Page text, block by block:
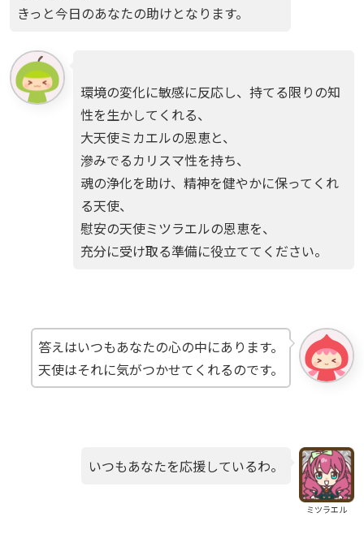
きっと今日のあなたの助けとなります。
環境の変化に敏感に反応し、持てる限りの知
性を生かしてくれる、
大天使ミカエルの恩恵と、
滲みでるカリスマ性を持ち、
魂の浄化を助け、精神を健やかに保ってくれ
る天使、
慰安の天使ミツラエルの恩恵を、
充分に受け取る準備に役立ててください。
答えはいつもあなたの心の中にあります。
天使はそれに気がつかせてくれるのです。
ミツラエル
いつもあなたを応援しているわ。